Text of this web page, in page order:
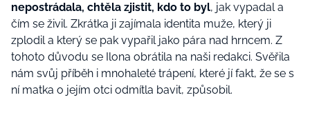
nepostrádala, chtěla zjistit, kdo to byl, jak vypadal a
čím se živil. Zkrátka ji zajímala identita muže, který ji
zplodil a který se pak vypařil jako pára nad hrncem. Z
tohoto důvodu se Ilona obrátila na naši redakci. Svěřila
nám svůj příběh i mnohaleté trápení, které jí fakt, že se s
ní matka o jejím otci odmítla bavit, způsobil.